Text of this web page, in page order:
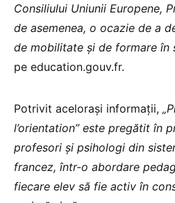
Consiliului Uniunii Europene,
de asemenea, o ocazie de a
de mobilitate și de formare în
pe education.gouv.fr.
Potrivit acelorași informații,
l’orientation” este pregătit în
profesori și psihologi din
francez, într-o abordare
fiecare elev să fie activ în